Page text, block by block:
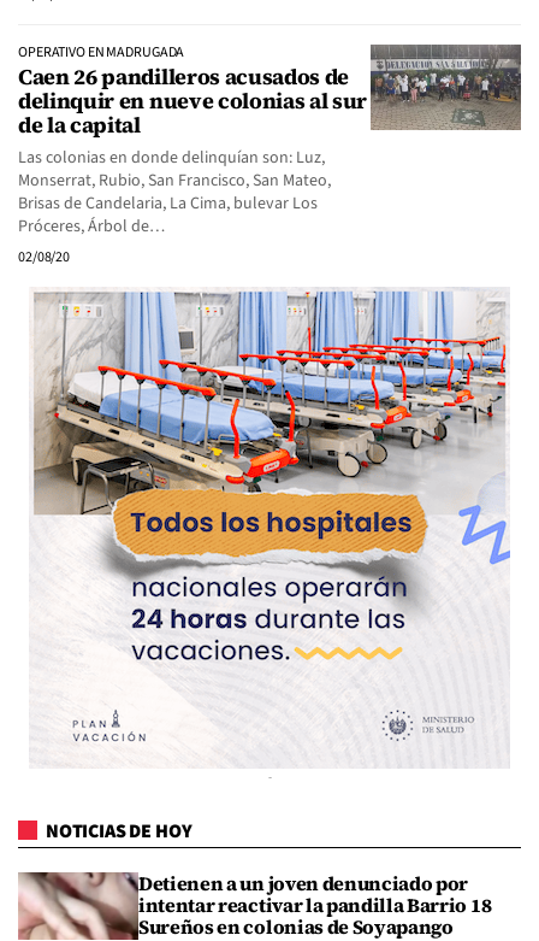
OPERATIVO EN MADRUGADA
Caen 26 pandilleros acusados de
delinquir en nueve colonias al sur
de la capital
Las colonias en donde delinquían son: Luz,
Monserrat, Rubio, San Francisco, San Mateo,
Brisas de Candelaria, La Cima, bulevar Los
Próceres, Árbol de…
02/08/20
NOTICIAS DE HOY
Detienen a un joven denunciado por
intentar reactivar la pandilla Barrio 18
Sureños en colonias de Soyapango